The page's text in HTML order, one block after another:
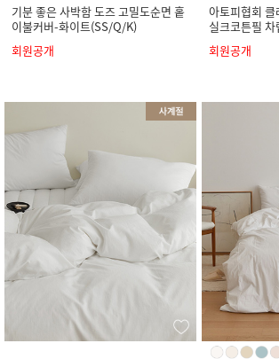
기분 좋은 사박함 도즈 고밀도순면 홑
이불커버-화이트(SS/Q/K)
회원공개
아토피협회
실크코튼필
회원공개